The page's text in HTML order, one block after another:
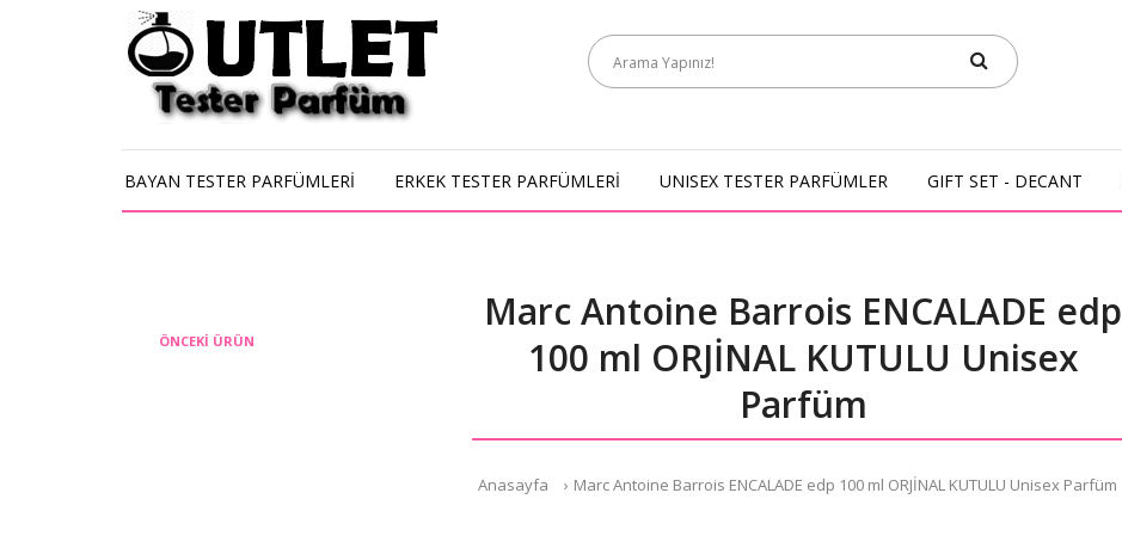
BAYAN TESTER PARFÜMLERİ ERKEK TESTER PARFÜMLERİ UNISEX TESTER PARFÜMLER GIFT SET - DECANT
ÖNCEKI ÜRÜN
Marc Antoine Barrois ENCALADE edp
100 ml ORJİNAL KUTULU Unisex
Parfüm
Anasayfa Marc Antoine Barrois ENCALADE edp 100 ml ORJİNAL KUTULU Unisex Parfüm